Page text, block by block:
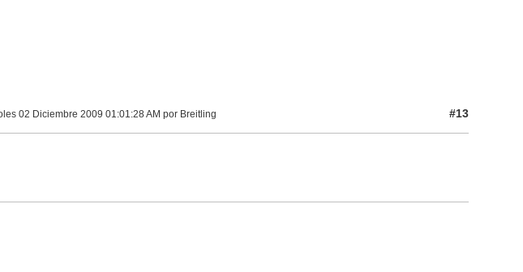
02 Diciembre 2009 01:01:28 AM por Breitling #13